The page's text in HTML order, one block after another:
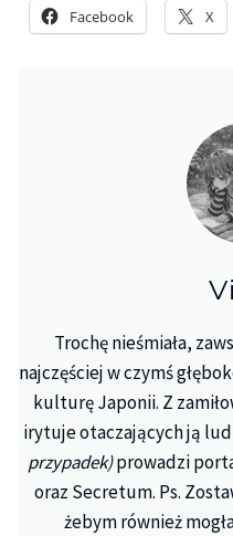
Facebook X
Trochę nieśmiała,
najczęściej w czymś
kulturę Japonii. Z
irytuje otaczających ją
przypadek)prowadzi
oraz Secretum. Ps.
żebym również